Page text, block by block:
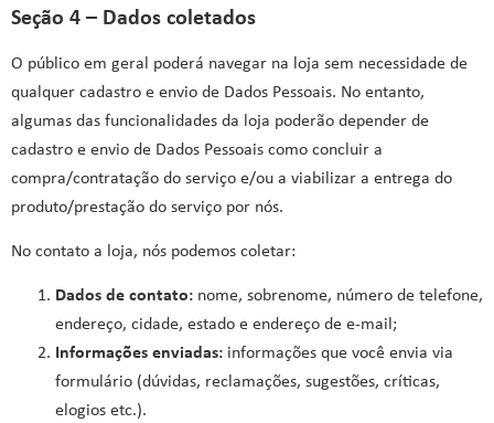
Seção 4 – Dados coletados
O público em geral poderá navegar na loja sem necessidade de
qualquer cadastro e envio de Dados Pessoais. No entanto,
algumas das funcionalidades da loja poderão depender de
cadastro e envio de Dados Pessoais como concluir a
compra/contratação do serviço e/ou a viabilizar a entrega do
produto/prestação do serviço por nós.
No contato a loja, nós podemos coletar:
Dados de contato: nome, sobrenome, número de telefone,
endereço, cidade, estado e endereço de e-mail;
Informações enviadas: informações que você envia via
formulário (dúvidas, reclamações, sugestões, críticas,
elogios etc.).